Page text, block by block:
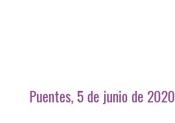
Puentes, 5 de junio de 2020